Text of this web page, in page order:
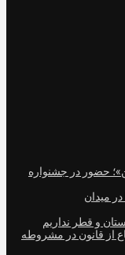
حضور در جشنواره
میدان
و قطر نداریم
از قانون در مشروطه